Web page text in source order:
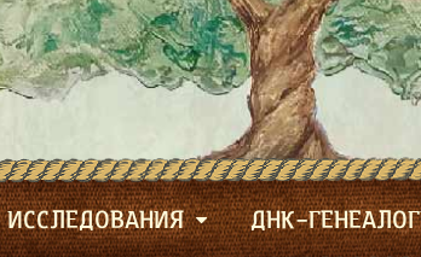
ИССЛЕДОВАНИЯ ДНК-